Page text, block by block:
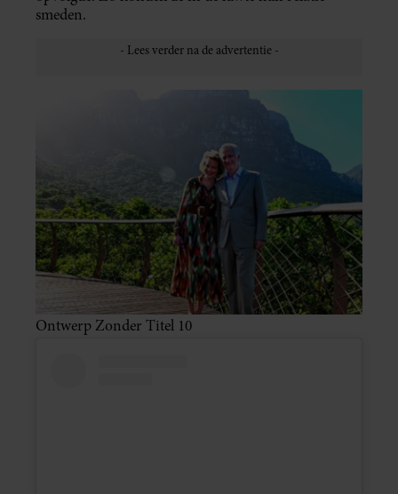
smeden.
Ontwerp Zonder Titel 10